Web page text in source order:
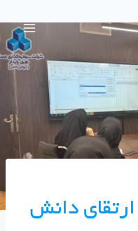
دانش